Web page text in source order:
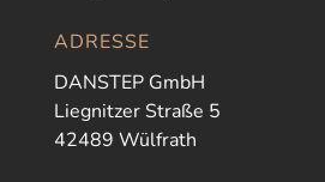
ADRESSE
DANSTEP GmbH
Liegnitzer Straße 5
42489 Wülfrath